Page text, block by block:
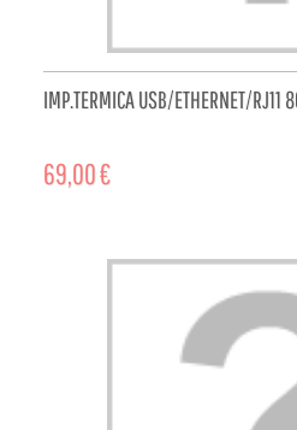
IMP.TERMICA USB/ETHERNET/RJ11
69,00 €